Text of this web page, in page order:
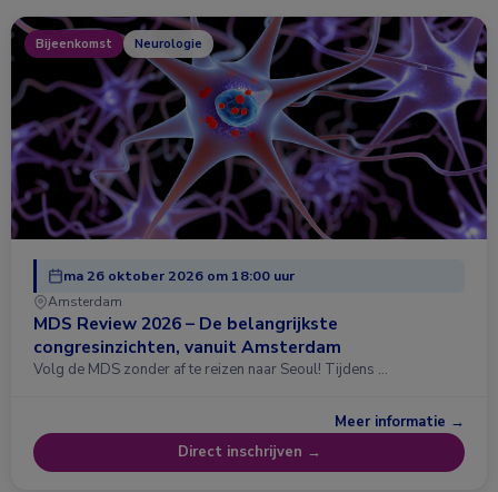
Bijeenkomst Neurologie
ma 26 oktober 2026 om 18:00 uur
Amsterdam
MDS Review 2026 – De belangrijkste
congresinzichten, vanuit Amsterdam
Volg de MDS zonder af te reizen naar Seoul! Tijdens …
Meer informatie →
Direct inschrijven →